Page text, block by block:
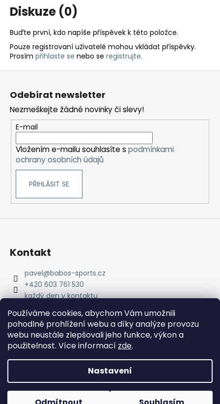
Používáme cookies, abychom Vám umožnili
pohodlné prohlížení webu a díky analýze provozu
webu neustále zlepšovali jeho funkce, výkon a
použitelnost. Více informací zde.
Nastavení
Diskuze (0)
Buďte první, kdo napíše příspěvek k této položce.
Pouze registrovaní uživatelé mohou vkládat příspěvky.
Prosím přihlaste se nebo se registrujte.
Z
Odebírat newsletter
Nezmeškejte žádné novinky či slevy!
E-mail
Vložením e-mailu souhlasíte s podmínkami
ochrany osobních údajů
PŘIHLÁSIT SE
Kontakt
pavel@babos-sports.cz
+420 603 761 530
každý den v kontaktu
pavel.babos.90/
Copyright 2026babos-sports. Všechna práva